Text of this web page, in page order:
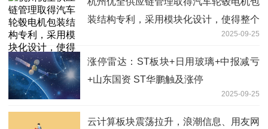
装结构专利，采用模块化设计，使得整个
包装结构的组装变得更加简便快捷|消息
2025-09-25
涨停雷达：ST板块+日用玻璃+中报减亏
+山东国资 ST华鹏触及涨停
2025-09-25
云计算板块震荡拉升，浪潮信息、用友网